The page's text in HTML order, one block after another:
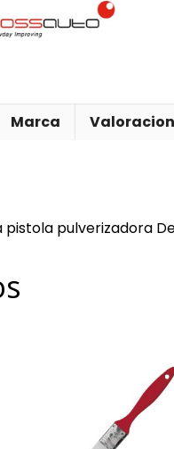
Marca
pulverizadora